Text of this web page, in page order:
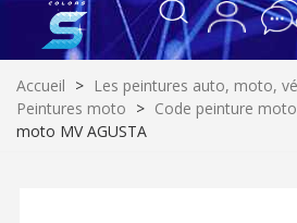
Accueil > Les peintures auto, moto,
Peintures moto > Code peinture
moto MV AGUSTA